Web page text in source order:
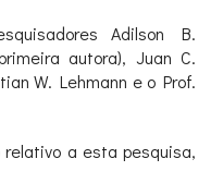
Adilson B.
autora), Juan C.
W. Lehmann e o Prof.
a esta pesquisa,